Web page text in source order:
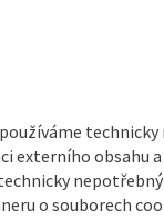
externího obsahu
o souborech